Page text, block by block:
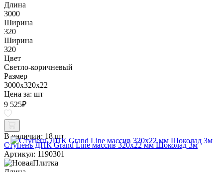
Длина
3000
Ширина
320
Ширина
320
Цвет
Светло-коричневый
Размер
3000x320x22
Цена за: шт
9 525₽
В наличии: 18 шт
Ступень ДПК Grand Line массив 320х22 мм Шоколад 3м
Артикул: 1190301